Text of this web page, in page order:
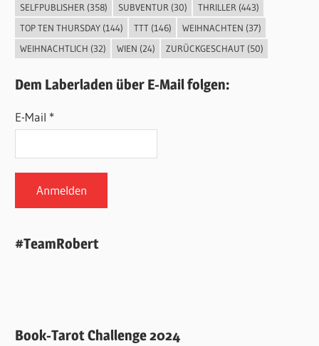
SELFPUBLISHER (358) SUBVENTUR (30) THRILLER (443)
TOP TEN THURSDAY(144) TTT(146) WEIHNACHTEN (37)
WEIHNACHTLICH (32) WIEN (24) ZURÜCKGESCHAUT(50)
Dem Laberladen über E-Mail folgen:
E-Mail *
#TeamRobert
Book-Tarot Challenge 2024